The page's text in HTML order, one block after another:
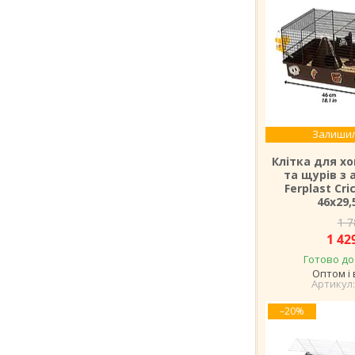
Клітка для
та щурів з
Ferplast
1
1
Готово
Оптом і
–20%